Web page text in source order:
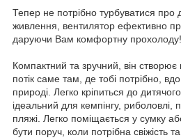
Тепер не потрібно турбуватися про
живлення, вентилятор ефективно
даруючи Вам комфортну прохолоду!
Компактний та зручний, він
потік саме там, де тобі потрібно,
природі. Легко кріпиться до
ідеальний для кемпінгу, риболовлі,
пляжі. Легко поміщається у сумку
бути поруч, коли потрібна свіжість